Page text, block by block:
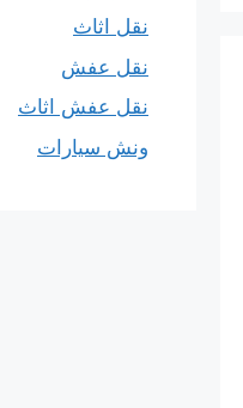
نقل اثاث
نقل عفش
نقل عفش اثاث
ونش سيارات